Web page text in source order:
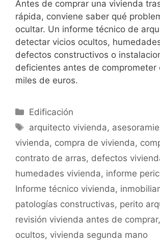
Antes de comprar una vivienda
rápida, conviene saber qué
ocultar. Un informe técnico de
detectar vicios ocultos,
defectos constructivos o
deficientes antes de comprometer
miles de euros.
Categorías
Edificación
Etiquetas
arquitecto vivienda,
vivienda, compra de vivienda,
contrato de arras, defectos
humedades vivienda, informe
Informe técnico vivienda,
patologías constructivas, perito
revisión vivienda antes de comprar,
ocultos, vivienda segunda mano